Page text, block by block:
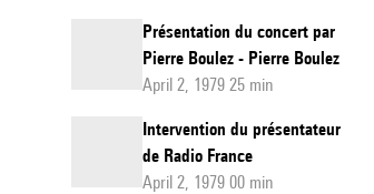
Présentation du concert par
Pierre Boulez - Pierre Boulez
April 2, 1979 25 min
Intervention du présentateur
de Radio France
April 2, 1979 00 min